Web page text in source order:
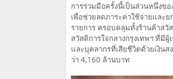
การร่วมมือครั้งนี้เป็นส่วนหนึ่งขอ
เพื่อช่วยลดภาระค่าใช้จ่ายแล
รายการ ครอบคลุมทั้งร้านค้าสวั
สวัสดิการใจกลางกรุงเทพฯ ที่มี
และบุคลากรที่เสียชีวิตด้วยเงินส
ว่า 4,160 ล้านบาท